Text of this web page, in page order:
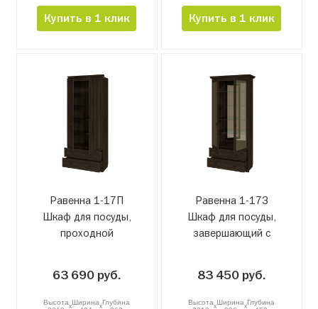
Купить в 1 клик Купить в 1 клик
Равенна 1-17П
Шкаф для посуды,
проходной
63 690 руб.
ВысотаxШиринаxГлубина
Равенна 1-17З
Шкаф для посуды,
завершающий с
83 450 руб.
ВысотаxШиринаxГлубина